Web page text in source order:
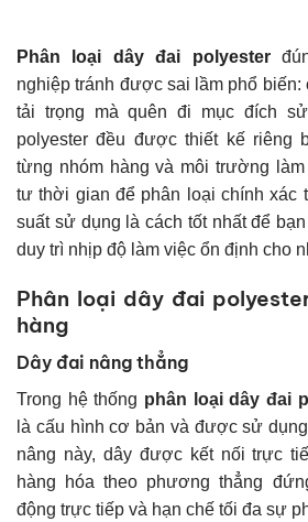
Phân loại dây đai polyester
nghiệp tránh được sai lầm phổ biến:
tải trọng mà quên đi mục đích
polyester đều được thiết kế riêng
từng nhóm hàng và môi trường
tư thời gian để phân loại chính xác
suất sử dụng là cách tốt nhất để
duy trì nhịp độ làm việc ổn định cho
Phân loại dây đai
hàng
Dây đai nâng thẳng
Trong hệ thống phân loại dây đai
là cấu hình cơ bản và được sử
nâng này, dây được kết nối trực
hàng hóa theo phương thẳng
động trực tiếp và hạn chế tối đa sự